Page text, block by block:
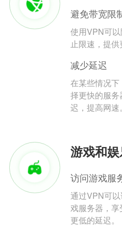
避免带宽限
使用VPN可
止限速，提供
减少延迟
在某些情况
择更快的服
迟，提高网速。
游戏和
访问游戏服
通过VPN可
戏服务器，
更低的延迟。